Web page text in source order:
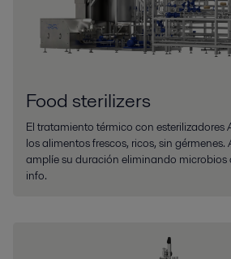
Food sterilizers
El tratamiento térmico con esterilizadores
los alimentos frescos, ricos, sin
amplíe su duración eliminando microbios
info.